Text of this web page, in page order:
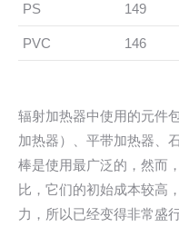
PS 149
PVC 146
辐射加热器中使用的元件
加热器）、平带加热器、
棒是使用最广泛的，然而
比，它们的初始成本较高
力，所以已经变得非常盛行